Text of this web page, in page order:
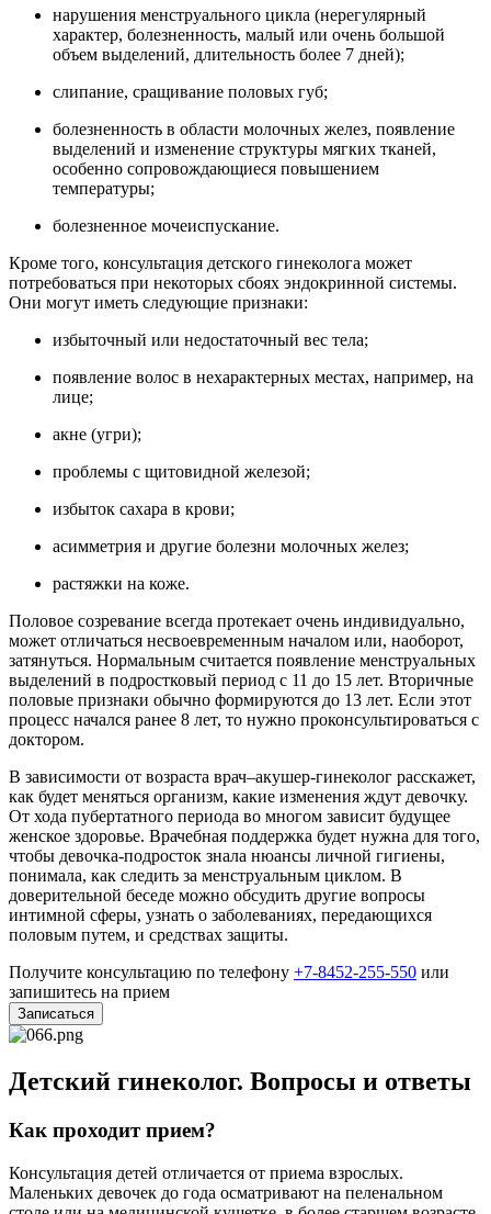
нарушения менструального цикла (нерегулярный
характер, болезненность, малый или очень большой
объем выделений, длительность более 7 дней);
слипание, сращивание половых губ;
болезненность в области молочных желез, появление
выделений и изменение структуры мягких тканей,
особенно сопровождающиеся повышением
температуры;
болезненное мочеиспускание.
Кроме того, консультация детского гинеколога может
потребоваться при некоторых сбоях эндокринной системы.
Они могут иметь следующие признаки:
избыточный или недостаточный вес тела;
появление волос в нехарактерных местах, например, на
лице;
акне (угри);
проблемы с щитовидной железой;
избыток сахара в крови;
асимметрия и другие болезни молочных желез;
растяжки на коже.
Половое созревание всегда протекает очень индивидуально,
может отличаться несвоевременным началом или, наоборот,
затянуться. Нормальным считается появление менструальных
выделений в подростковый период с 11 до 15 лет. Вторичные
половые признаки обычно формируются до 13 лет. Если этот
процесс начался ранее 8 лет, то нужно проконсультироваться с
доктором.
В зависимости от возраста врач–акушер-гинеколог расскажет,
как будет меняться организм, какие изменения ждут девочку.
От хода пубертатного периода во многом зависит будущее
женское здоровье. Врачебная поддержка будет нужна для того,
чтобы девочка-подросток знала нюансы личной гигиены,
понимала, как следить за менструальным циклом. В
доверительной беседе можно обсудить другие вопросы
интимной сферы, узнать о заболеваниях, передающихся
половым путем, и средствах защиты.
Получите консультацию по телефону +7-8452-255-550 или
запишитесь на прием
Записаться
Детский гинеколог. Вопросы и ответы
Как проходит прием?
Консультация детей отличается от приема взрослых.
Маленьких девочек до года осматривают на пеленальном